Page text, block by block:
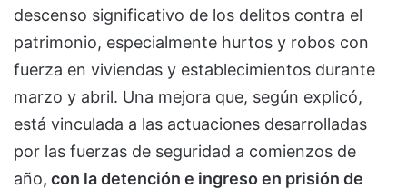
descenso significativo de los delitos contra el
patrimonio, especialmente hurtos y robos con
fuerza en viviendas y establecimientos durante
marzo y abril. Una mejora que, según explicó,
está vinculada a las actuaciones desarrolladas
por las fuerzas de seguridad a comienzos de
año, con la detención e ingreso en prisión de